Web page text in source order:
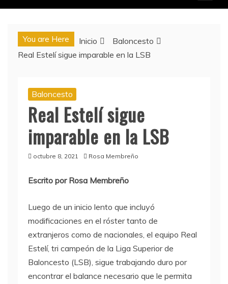
You are Here Inicio
Baloncesto
Real Estelí sigue imparable en la LSB
Baloncesto
Real Estelí sigue
imparable en la LSB
octubre 8, 2021 Rosa Membreño
Escrito por Rosa Membreño
Luego de un inicio lento que incluyó
modificaciones en el róster tanto de
extranjeros como de nacionales, el equipo Real
Estelí, tri campeón de la Liga Superior de
Baloncesto (LSB), sigue trabajando duro por
encontrar el balance necesario que le permita